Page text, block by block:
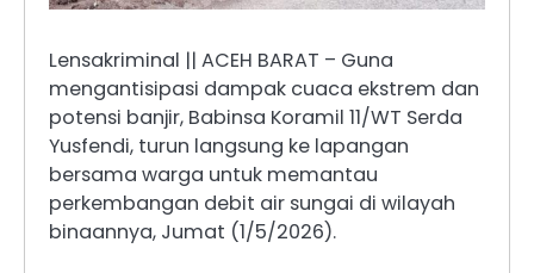
Lensakriminal || ACEH BARAT – Guna
mengantisipasi dampak cuaca ekstrem dan
potensi banjir, Babinsa Koramil 11/WT Serda
Yusfendi, turun langsung ke lapangan
bersama warga untuk memantau
perkembangan debit air sungai di wilayah
binaannya, Jumat (1/5/2026).